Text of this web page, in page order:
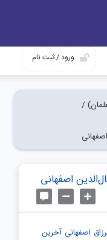
ورود / ثبت نام
/
اصفهانی
اصفهانی آخرین